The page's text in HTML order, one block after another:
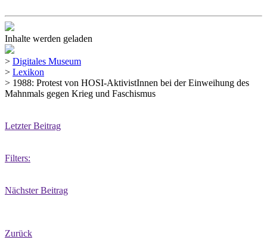
Inhalte werden geladen
> Digitales Museum
> Lexikon
> 1988: Protest von HOSI-AktivistInnen bei der Einweihung des
Mahnmals gegen Krieg und Faschismus
Letzter Beitrag
Filters:
Nächster Beitrag
Zurück